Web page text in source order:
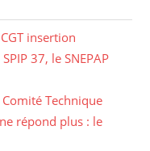
insertion
37, le SNEPAP
Technique
répond plus : le